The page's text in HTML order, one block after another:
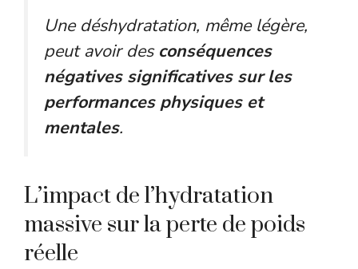
Une déshydratation, même légère,
peut avoir des conséquences
négatives significatives sur les
performances physiques et
mentales.
L’impact de l’hydratation
massive sur la perte de poids
réelle